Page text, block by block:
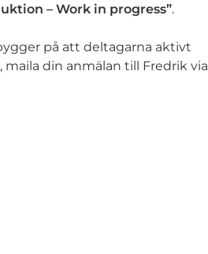
– Work in progress”.
på att deltagarna aktivt
din anmälan till Fredrik via